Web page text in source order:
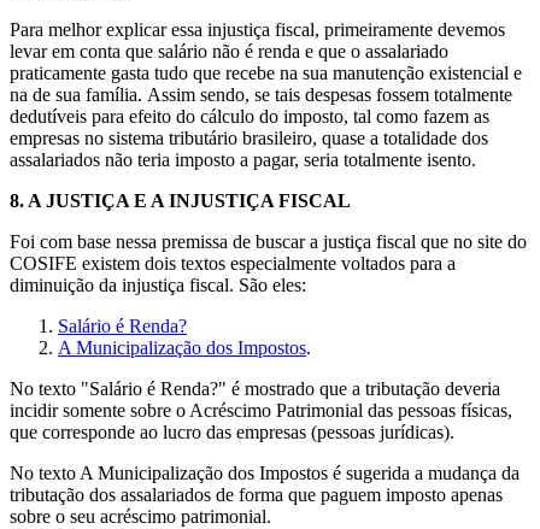
Para melhor explicar essa injustiça fiscal, primeiramente devemos
levar em conta que salário não é renda e que o assalariado
praticamente gasta tudo que recebe na sua manutenção existencial e
na de sua família. Assim sendo, se tais despesas fossem totalmente
dedutíveis para efeito do cálculo do imposto, tal como fazem as
empresas no sistema tributário brasileiro, quase a totalidade dos
assalariados não teria imposto a pagar, seria totalmente isento.
8. A JUSTIÇA E A INJUSTIÇA FISCAL
Foi com base nessa premissa de buscar a justiça fiscal que no site do
COSIFE existem dois textos especialmente voltados para a
diminuição da injustiça fiscal. São eles:
Salário é Renda?
A Municipalização dos Impostos.
No texto "Salário é Renda?" é mostrado que a tributação deveria
incidir somente sobre o Acréscimo Patrimonial das pessoas físicas,
que corresponde ao lucro das empresas (pessoas jurídicas).
No texto A Municipalização dos Impostos é sugerida a mudança da
tributação dos assalariados de forma que paguem imposto apenas
sobre o seu acréscimo patrimonial.